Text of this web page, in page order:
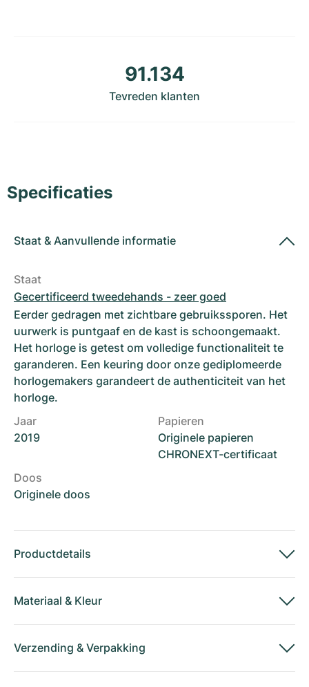
91.134
Tevreden klanten
Specificaties
Staat & Aanvullende informatie
Staat
Gecertificeerd tweedehands - zeer goed
Eerder gedragen met zichtbare gebruikssporen. Het
uurwerk is puntgaaf en de kast is schoongemaakt.
Het horloge is getest om volledige functionaliteit te
garanderen. Een keuring door onze gediplomeerde
horlogemakers garandeert de authenticiteit van het
horloge.
Jaar
2019
Papieren
Originele papieren
CHRONEXT-certificaat
Doos
Originele doos
Productdetails
Materiaal & Kleur
Verzending & Verpakking